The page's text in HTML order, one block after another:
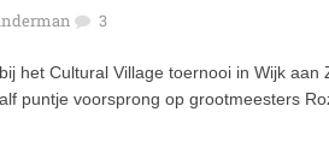
3
het Cultural Village toernooi in Wijk aan
puntje voorsprong op grootmeesters